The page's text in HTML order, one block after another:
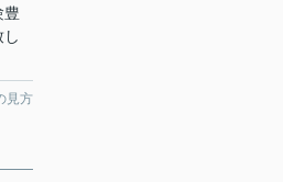
豊
見方